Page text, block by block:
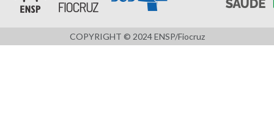
COPYRIGHT © 2024 ENSP/Fiocruz